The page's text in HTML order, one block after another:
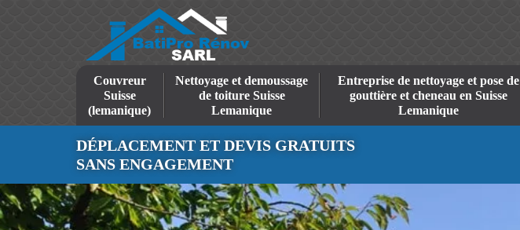
Couvreur
Suisse
(lemanique)
Nettoyage et demoussage
de toiture Suisse
Lemanique
Entreprise de nettoyage et pose de
gouttière et cheneau en Suisse
Lemanique
DÉPLACEMENT ET DEVIS GRATUITS
SANS ENGAGEMENT